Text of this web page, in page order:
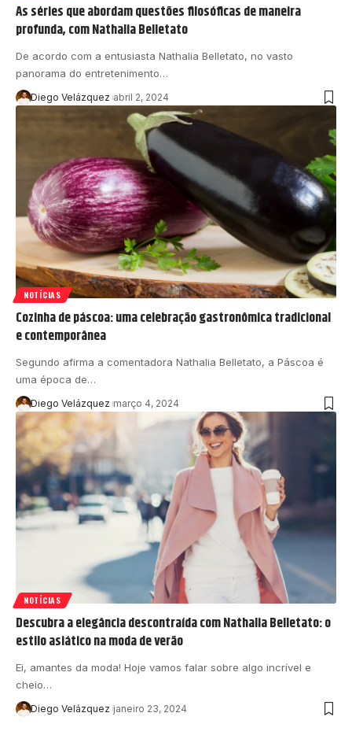
As séries que abordam questões filosóficas de maneira
profunda, com Nathalia Belletato
De acordo com a entusiasta Nathalia Belletato, no vasto
panorama do entretenimento…
Diego Velázquez abril 2, 2024
NOTÍCIAS
Cozinha de páscoa: uma celebração gastronômica tradicional
e contemporânea
Segundo afirma a comentadora Nathalia Belletato, a Páscoa é
uma época de…
Diego Velázquez março 4, 2024
NOTÍCIAS
Descubra a elegância descontraída com Nathalia Belletato: o
estilo asiático na moda de verão
Ei, amantes da moda! Hoje vamos falar sobre algo incrível e
cheio…
Diego Velázquez janeiro 23, 2024